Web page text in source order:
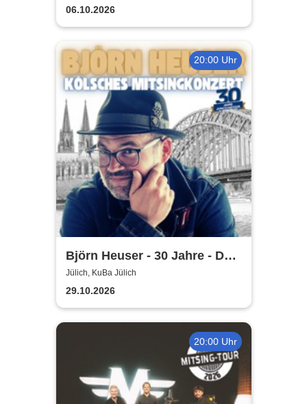
06.10.2026
20:00 Uhr
Björn Heuser - 30 Jahre - Das
Jubiläumskonzert
Jülich, KuBa Jülich
29.10.2026
20:00 Uhr